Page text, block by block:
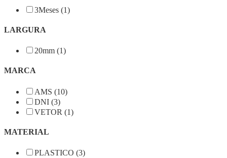
3Meses (1)
LARGURA
20mm (1)
MARCA
AMS (10)
DNI (3)
VETOR (1)
MATERIAL
PLASTICO (3)